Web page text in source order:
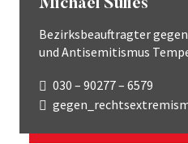
Michael Sulies
Bezirksbeauftragter
und Antisemitismus
030 – 90277 – 6579